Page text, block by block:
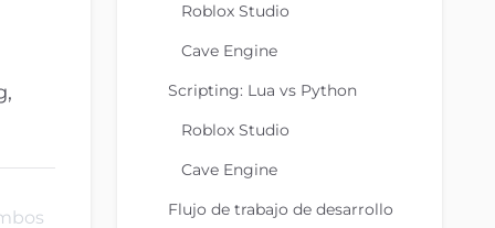
Roblox Studio
Cave Engine
Scripting: Lua vs Python
Roblox Studio
Cave Engine
Flujo de trabajo de desarrollo